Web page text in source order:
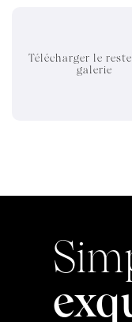
Télécharger le
galerie